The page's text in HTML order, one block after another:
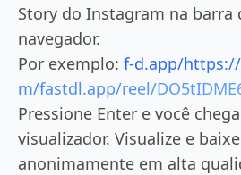
Story do Instagram na barra
navegador.
Por exemplo: f-d.app/
m/fastdl.app/reel/
Pressione Enter e você
visualizador. Visualize e
anonimamente em alta